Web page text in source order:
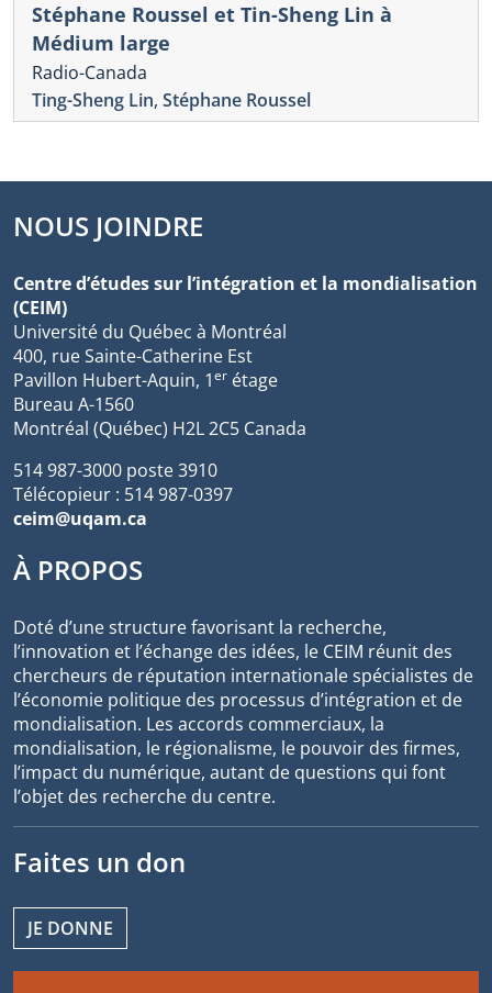
Stéphane Roussel et Tin-Sheng Lin à
Médium large
Radio-Canada
Ting-Sheng Lin, Stéphane Roussel
NOUS JOINDRE
Centre d’études sur l’intégration et la mondialisation
(CEIM)
Université du Québec à Montréal
400, rue Sainte-Catherine Est
Pavillon Hubert-Aquin, 1er étage
Bureau A-1560
Montréal (Québec) H2L 2C5 Canada
514 987-3000 poste 3910
Télécopieur : 514 987-0397
ceim@uqam.ca
À PROPOS
Doté d’une structure favorisant la recherche,
l’innovation et l’échange des idées, le CEIM réunit des
chercheurs de réputation internationale spécialistes de
l’économie politique des processus d’intégration et de
mondialisation. Les accords commerciaux, la
mondialisation, le régionalisme, le pouvoir des firmes,
l’impact du numérique, autant de questions qui font
l’objet des recherche du centre.
Faites un don
JE DONNE